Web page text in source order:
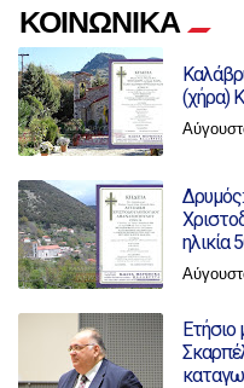
ΚΟΙΝΩΝΙΚΑ
(χήρα)
ηλικία
Ετήσιο